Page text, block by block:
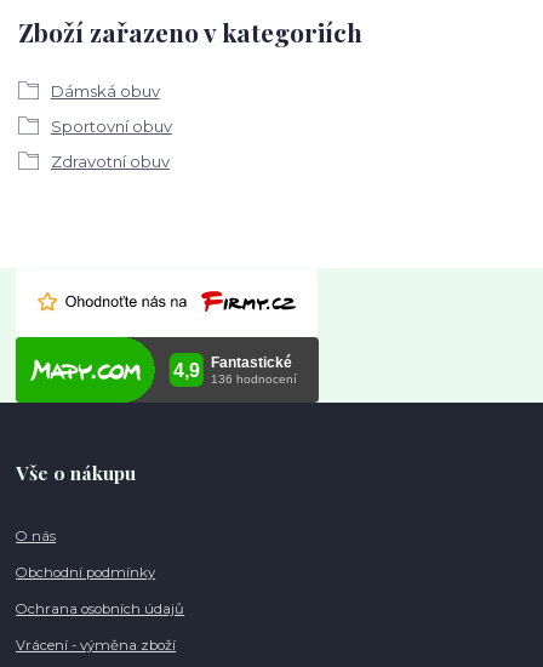
Zboží zařazeno v kategoriích
Dámská obuv
Sportovní obuv
Zdravotní obuv
Vše o nákupu
O nás
Obchodní podmínky
Ochrana osobních údajů
Vrácení - výměna zboží